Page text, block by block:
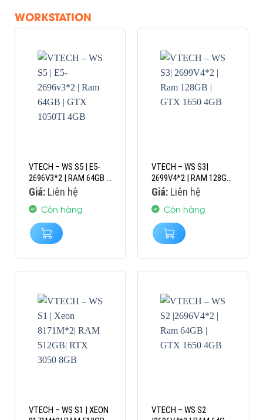
WORKSTATION
VTECH – WS S5 | E5-
2696V3*2 | RAM 64GB |
GTX 1050TI 4GB
Giá:Liên hệ
Còn hàng
VTECH – WS S3|
2699V4*2 | RAM 128GB
| GTX 1650 4GB
Giá:Liên hệ
Còn hàng
VTECH – WS S1 | XEON
VTECH – WS S2